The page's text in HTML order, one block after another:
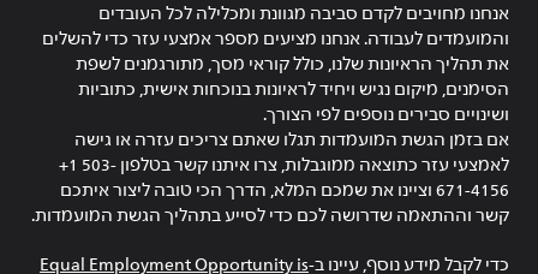
אנחנו מחויבים לקדם סביבה מגוונת ומכלילה לכל העובדים
והמועמדים לעבודה. אנחנו מציעים מספר אמצעי עזר כדי להשלים
את תהליך הראיונות שלנו, כולל קוראי מסך, מתורגמנים לשפת
הסימנים, מיקום נגיש ויחיד לראיונות בנוכחות אישית, כתוביות
ושינויים סבירים נוספים לפי הצורך.
אם בזמן הגשת המועמדות תגלו שאתם צריכים עזרה או גישה
לאמצעי עזר כתוצאה ממוגבלות, צרו איתנו קשר בטלפון ‎+1 503-
671-4156 וציינו את שמכם המלא, הדרך הכי טובה ליצור איתכם
קשר וההתאמה שדרושה לכם כדי לסייע בתהליך הגשת המועמדות.
כדי לקבל מידע נוסף, עיינו ב-Equal Employment Opportunity is